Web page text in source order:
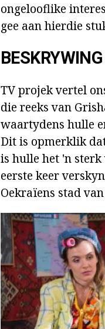
ongelooflike
gee aan hierdie
BESKRYWING
TV projek vertel
die reeks van
waartydens hulle
Dit is opmerklik
is hulle het 'n
eerste keer
Oekraïens stad